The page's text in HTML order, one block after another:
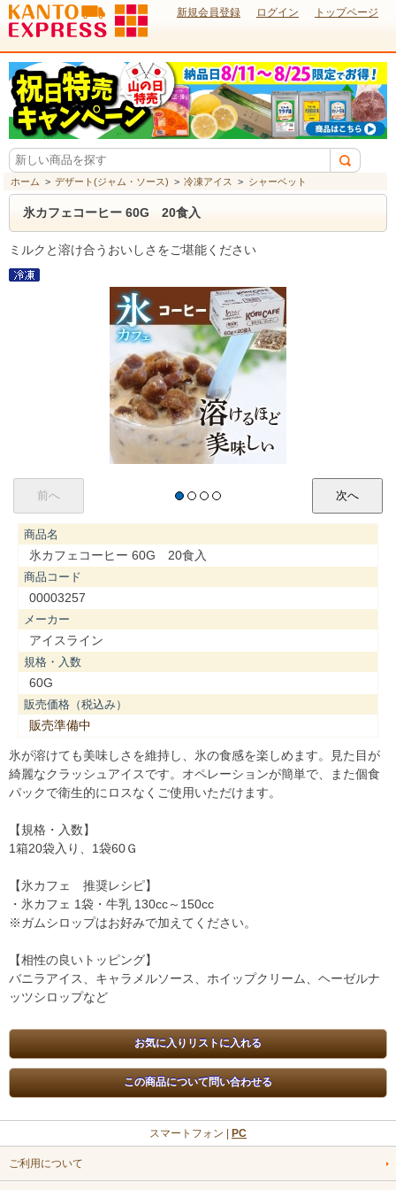
新規会員登録 ログイン トップページ
ホーム > デザート(ジャム・ソース) > 冷凍アイス > シャーベット
氷カフェコーヒー 60G 20食入
ミルクと溶け合うおいしさをご堪能ください
商品名
氷カフェコーヒー 60G 20食入
商品コード
00003257
メーカー
アイスライン
規格・入数
60G
販売価格（税込み）
販売準備中
氷が溶けても美味しさを維持し、氷の食感を楽しめます。見た目が
綺麗なクラッシュアイスです。オペレーションが簡単で、また個食
パックで衛生的にロスなくご使用いただけます。
【規格・入数】
1箱20袋入り、1袋60Ｇ
【氷カフェ 推奨レシピ】
・氷カフェ 1袋・牛乳 130cc～150cc
※ガムシロップはお好みで加えてください。
【相性の良いトッピング】
バニラアイス、キャラメルソース、ホイップクリーム、ヘーゼルナ
ッツシロップなど
スマートフォン | PC
ご利用について